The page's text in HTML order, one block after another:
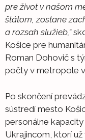
pre život v našom
štátom, zostane
a rozsah služieb,“
Košice pre
Roman Dohovič s
počty v metropole
Po skončení
sústredí mesto
personálne
Ukrajincom, ktorí už